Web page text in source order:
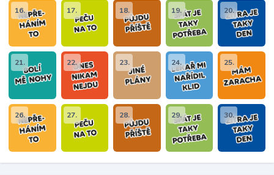
16. 17. 18. 19. 20.
21. 22. 23. 24. 25.
26. 27. 28. 29. 30.